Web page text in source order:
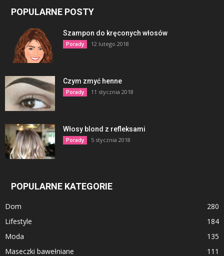
POPULARNE POSTY
Szampon do kręconych włosów
Porady 12 lutego 2018
Czym zmyć henne
Porady 11 stycznia 2018
Włosy blond z refleksami
Porady 5 stycznia 2018
POPULARNE KATEGORIE
Dom
280
Lifestyle
184
Moda
135
Maseczki bawełniane
111